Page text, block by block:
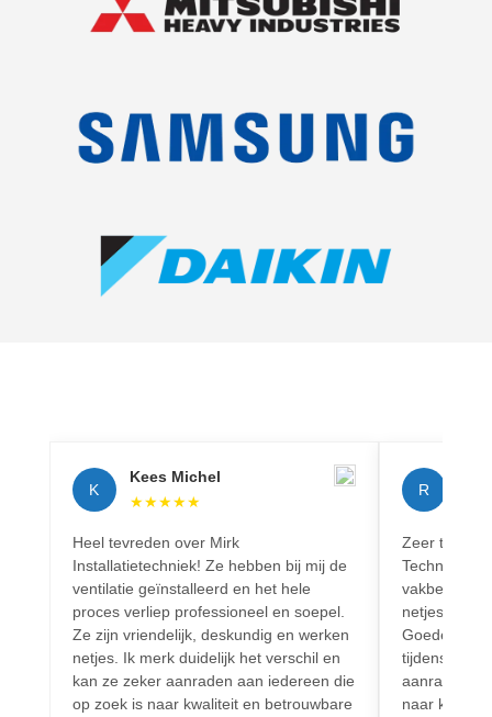
K
Kees Michel
★★★★★
Heel tevreden over Mirk
Installatietechniek! Ze hebben bij mij de
ventilatie geïnstalleerd en het hele
proces verliep professioneel en soepel.
Ze zijn vriendelijk, deskundig en werken
netjes. Ik merk duidelijk het verschil en
kan ze zeker aanraden aan iedereen die
op zoek is naar kwaliteit en betrouwbare
R
Zeer
Techniek!
netjes en
Goede
tijdens het
aanrader
naar